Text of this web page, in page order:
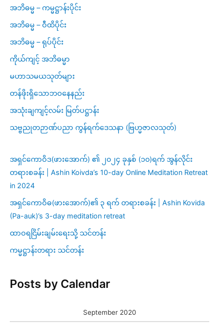
အဘိဓမ္မ – ကမ္မဋ္ဌာန်းပိုင်း
အဘိဓမ္မ – ဝီထိပိုင်း
အဘိဓမ္မ – ရုပ်ပိုင်း
ကိုယ်ကျင့် အဘိဓမ္မာ
မဟာသမယသုတ်များ
တန်ဖိုးရှိသောဘဝနေနည်း
အသုံးချကျင့်လမ်း မြတ်ပဋ္ဌာန်း
သဗ္ဗညုတဉာဏ်ပညာ ကွန်ရက်ဒေသနာ (ဗြဟ္မဇာလသုတ်)
အရှင်ကောဝိဒ(ဖားအောက်) ၏ ၂၀၂၄ ခုနှစ် (၁၀)ရက် အွန်လိုင်း
တရားစခန်း | Ashin Koivda’s 10-day Online Meditation Retreat
in 2024
အရှင်ကောဝိဓ(ဖားအောက်)၏ ၃ ရက် တရားစခန်း | Ashin Kovida
(Pa-auk)’s 3-day meditation retreat
ထာဝရငြိမ်းချမ်းရေးသို့ သင်တန်း
ကမ္မဋ္ဌာန်းတရား သင်တန်း
Posts by Calendar
September 2020